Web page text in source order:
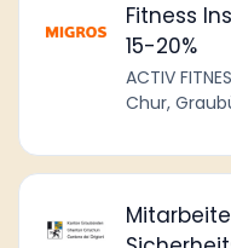
Fitness
15-20%
ACTIV
Chur,